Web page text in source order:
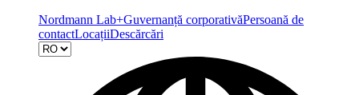
Nordmann Lab+Guvernanță corporativăPersoană de
contactLocațiiDescărcări